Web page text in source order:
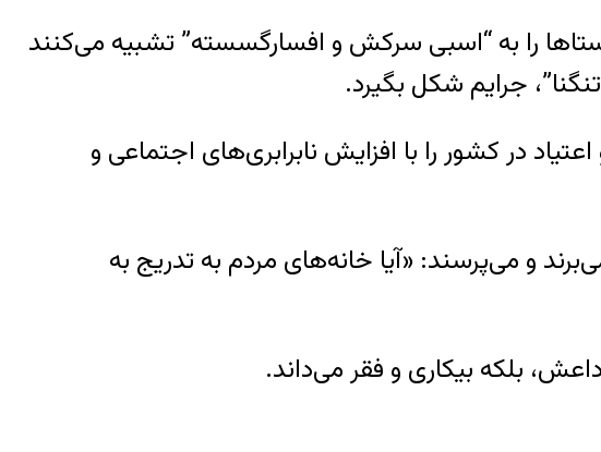
را به “اسبی سرکش و افسارگسسته” تشبیه می‌کنند
جرایم شکل بگیرد.
در کشور را با افزایش نابرابری‌های اجتماعی و
و می‌پرسند: «آیا خانه‌های مردم به تدریج به
بلکه بیکاری و فقر می‌داند.